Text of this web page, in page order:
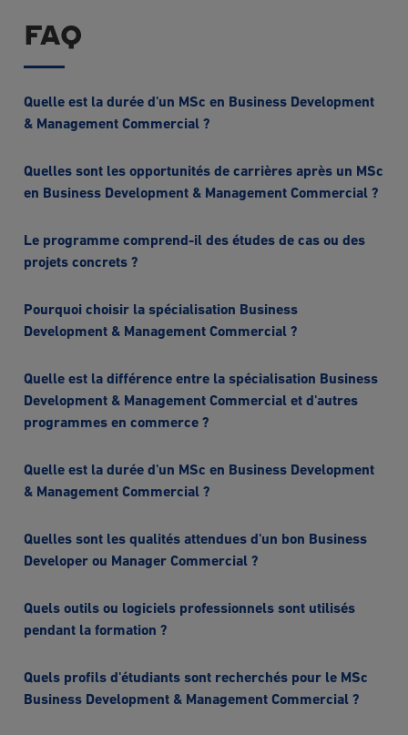
FAQ
Quelle est la durée d'un MSc en Business Development
& Management Commercial ?
Quelles sont les opportunités de carrières après un MSc
en Business Development & Management Commercial ?
Le programme comprend-il des études de cas ou des
projets concrets ?
Pourquoi choisir la spécialisation Business
Development & Management Commercial ?
Quelle est la différence entre la spécialisation Business
Development & Management Commercial et d'autres
programmes en commerce ?
Quelle est la durée d'un MSc en Business Development
& Management Commercial ?
Quelles sont les qualités attendues d'un bon Business
Developer ou Manager Commercial ?
Quels outils ou logiciels professionnels sont utilisés
pendant la formation ?
Quels profils d'étudiants sont recherchés pour le MSc
Business Development & Management Commercial ?